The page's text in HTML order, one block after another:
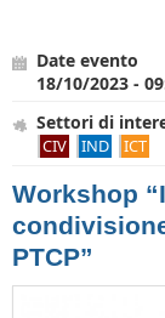
Date evento
18/10/2023 -
Settori di
CIV IND ICT
Workshop
PTCP”